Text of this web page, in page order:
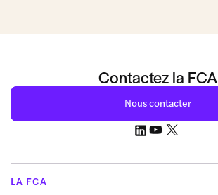
Contactez la FCA
Nous contacter
LA FCA